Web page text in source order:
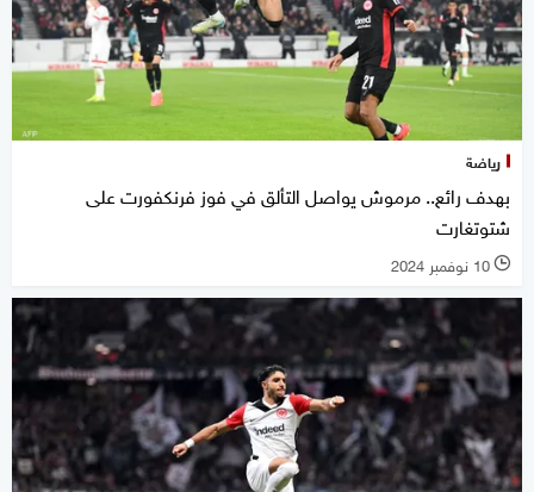
رياضة
بهدف رائع.. مرموش يواصل التألق في فوز فرنكفورت على
شتوتغارت
l 10 نوفمبر 2024